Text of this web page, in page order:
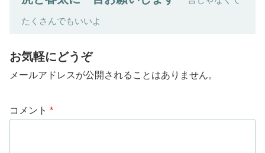
たくさんでもいいよ
お気軽にどうぞ
メールアドレスが公開されることはありません。
コメント *